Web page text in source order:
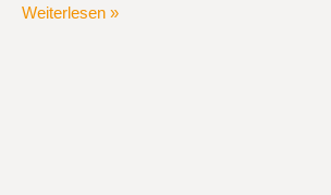
Weiterlesen »